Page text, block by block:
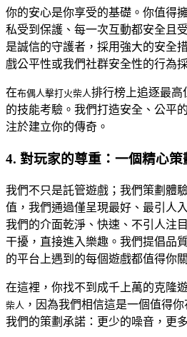
你的安心是你享受的基礎。你值得
私受到保護、每一次互動都安全且
是誠信的守護者，採用強大的安全
戲公平性或我們社群安全性的行為
在布偶人擊打火柴人排行榜上追逐最高
的技能考驗。我們打造安全、公平
注於建立你的傳奇。
4. 對玩家的尊重：一個精心
我們不只是託管遊戲；我們策劃體
值，我們通過僅呈現最好、最引人
我們的介面乾淨、快速、不引人注
干擾，直接進入樂趣。我們提倡品
的平台上遇到的每個遊戲都值得你
在這裡，你找不到成千上萬的克隆
柴人 ，因為我們相信這是一個值得
我們的策劃承諾：更少的噪音，更